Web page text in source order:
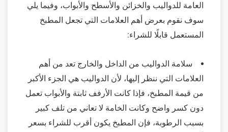
العامة للدواليب والخزائن والأسطح والأبواب، وفيما يلي
سوف نقوم بعرض أهم العلامات التي تجعل المطبخ
المستعمل قابلًا للشراء:
سلامة الدواليب من الداخل والخارج تعد من أهم
العلامات التي ننظر إليها، لأن الدواليب هي الجزء الأكبر
من قيمة المطبخ، فإذا كانت الأرفف ثابتة والأبواب تعمل
دون كسر واضح وكانت الخامة لا تعاني من تلف كبير
بسبب الرطوبة، فإن المطبخ يكون أقرب للشراء بسعر